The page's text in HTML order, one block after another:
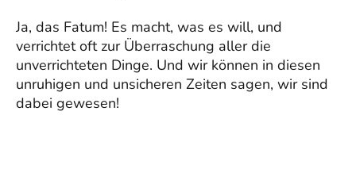
Ja, das Fatum! Es macht, was es will, und
verrichtet oft zur Überraschung aller die
unverrichteten Dinge. Und wir können in diesen
unruhigen und unsicheren Zeiten sagen, wir sind
dabei gewesen!